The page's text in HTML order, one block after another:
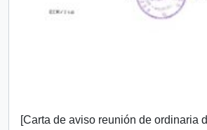
[Carta de aviso reunión de ordinaria